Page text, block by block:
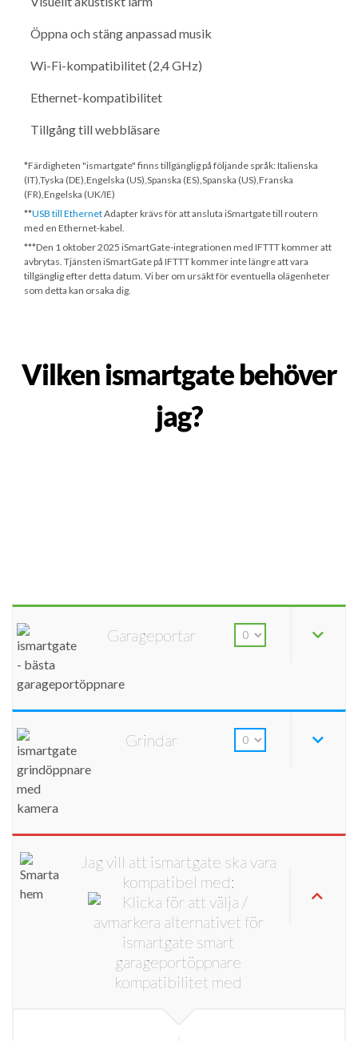
Öppna och stäng anpassad musik
Wi-Fi-kompatibilitet (2,4 GHz)
Ethernet-kompatibilitet
Tillgång till webbläsare
*Färdigheten "ismartgate" finns tillgänglig på följande språk: Italienska
(IT),Tyska (DE),Engelska (US),Spanska (ES),Spanska (US),Franska
(FR),Engelska (UK/IE)
**USB till EthernetAdapter krävs för att ansluta iSmartgate till routern
med en Ethernet-kabel.
***Den 1 oktober 2025 iSmartGate-integrationen med IFTTT kommer att
avbrytas. Tjänsten iSmartGate på IFTTT kommer inte längre att vara
tillgänglig efter detta datum. Vi ber om ursäkt för eventuella olägenheter
som detta kan orsaka dig.
Vilken ismartgate behöver
jag?
Garageportar
Grindar
Jag vill att ismartgate ska vara
kompatibel med: